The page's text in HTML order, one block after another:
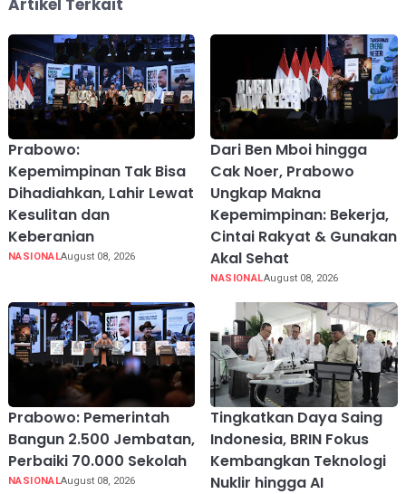
Prabowo:
Kepemimpinan Tak Bisa
Dihadiahkan, Lahir Lewat
Kesulitan dan
Keberanian
NASIONALAugust 08, 2026
Dari Ben Mboi hingga
Cak Noer, Prabowo
Ungkap Makna
Kepemimpinan: Bekerja,
Cintai Rakyat & Gunakan
Akal Sehat
NASIONALAugust 08, 2026
Prabowo: Pemerintah
Bangun 2.500 Jembatan,
Perbaiki 70.000 Sekolah
NASIONALAugust 08, 2026
Tingkatkan Daya Saing
Indonesia, BRIN Fokus
Kembangkan Teknologi
Nuklir hingga AI